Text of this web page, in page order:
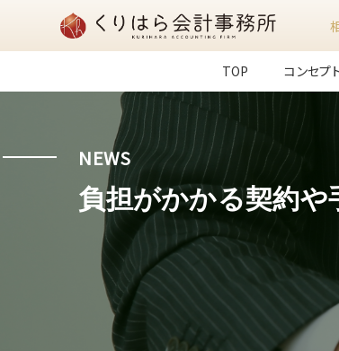
TOP コンセプ
負担がかかる契約
NEWS